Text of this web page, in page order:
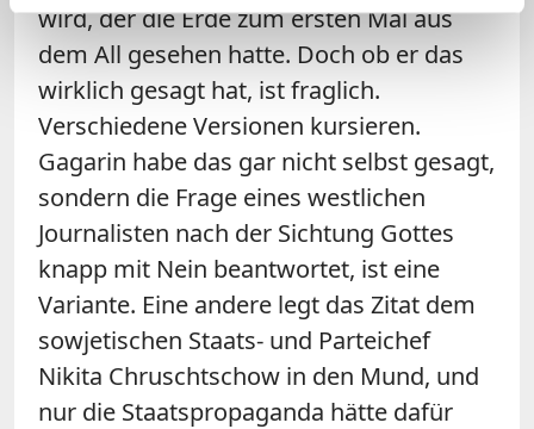
wird, der die Erde zum ersten Mal aus
dem All gesehen hatte. Doch ob er das
wirklich gesagt hat, ist fraglich.
Verschiedene Versionen kursieren.
Gagarin habe das gar nicht selbst gesagt,
sondern die Frage eines westlichen
Journalisten nach der Sichtung Gottes
knapp mit Nein beantwortet, ist eine
Variante. Eine andere legt das Zitat dem
sowjetischen Staats- und Parteichef
Nikita Chruschtschow in den Mund, und
nur die Staatspropaganda hätte dafür